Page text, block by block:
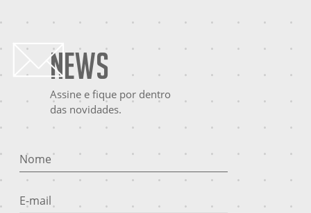
News
Assine e fique por dentro
das novidades.
Nome
E-mail